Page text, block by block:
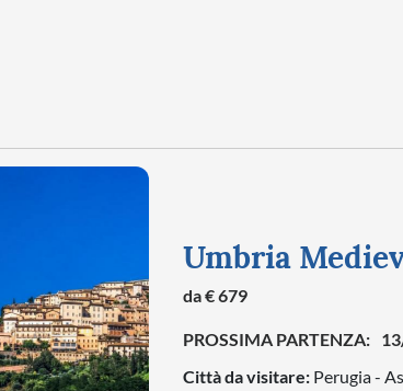
Umbria
da € 679
PROSSIMA PARTENZA:
Città da visitare: Perugia -